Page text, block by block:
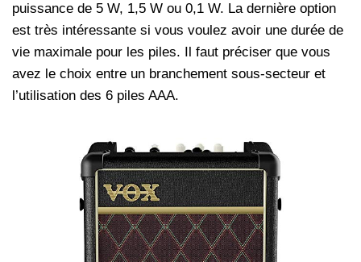
puissance de 5 W, 1,5 W ou 0,1 W. La dernière option
est très intéressante si vous voulez avoir une durée de
vie maximale pour les piles. Il faut préciser que vous
avez le choix entre un branchement sous-secteur et
l’utilisation des 6 piles AAA.